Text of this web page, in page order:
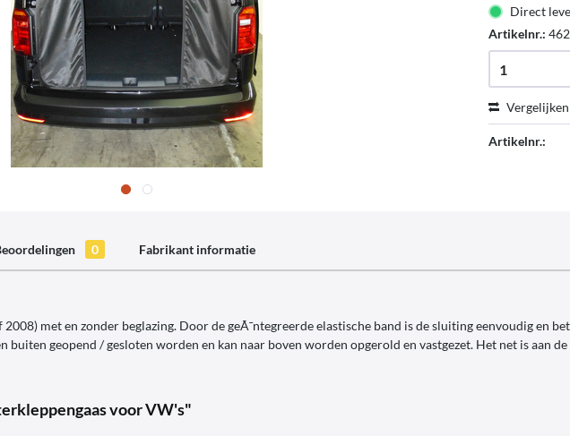
Direct
Artikelnr.:
Vergelijken
Artikelnr.:
0 Fabrikant informatie
met en zonder beglazing. Door de geÃ¯ntegreerde elastische band is de sluiting eenvoudig en
geopend / gesloten worden en kan naar boven worden opgerold en vastgezet. Het net is aan
voor VW's"